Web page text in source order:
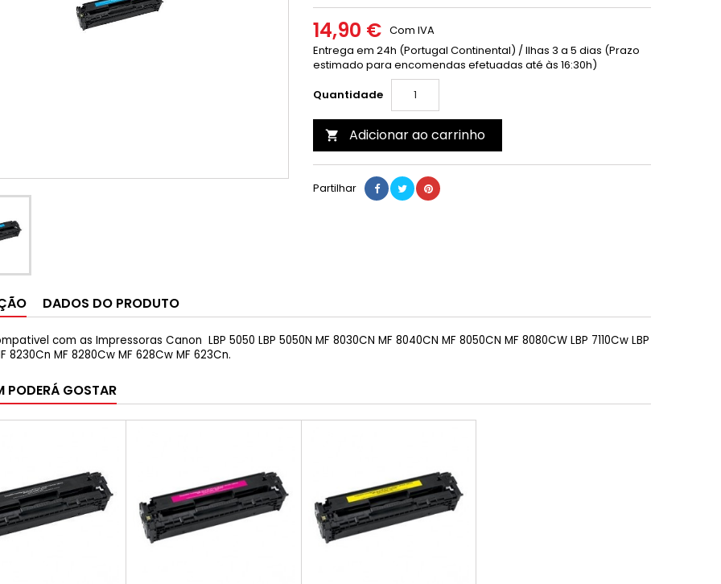
14,90 € Com IVA
Entrega em 24h (Portugal Continental) / Ilhas 3 a 5 dias (Prazo
estimado para encomendas efetuadas até às 16:30h)
Quantidade
 Adicionar ao carrinho
Partilhar
DADOS DO PRODUTO
com as Impressoras Canon LBP 5050 LBP 5050N MF 8030CN MF 8040CN MF 8050CN MF 8080CW LBP 7110Cw LBP
8230Cn MF 8280Cw MF 628Cw MF 623Cn.
PODERÁ GOSTAR